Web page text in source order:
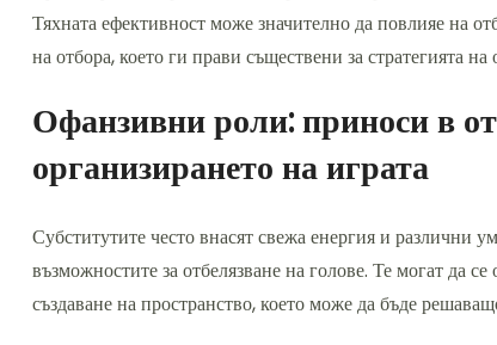
Тяхната ефективност може значително да повлияе на
на отбора, което ги прави съществени за стратегията на
Офанзивни роли: приноси в
организирането на играта
Субститутите често внасят свежа енергия и различни
възможностите за отбелязване на голове. Те могат да
създаване на пространство, което може да бъде